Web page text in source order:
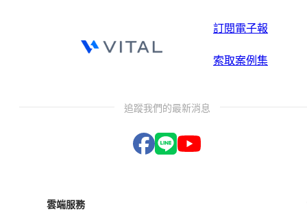
訂閱電子報
索取案例集
追蹤我們的最新消息
雲端服務